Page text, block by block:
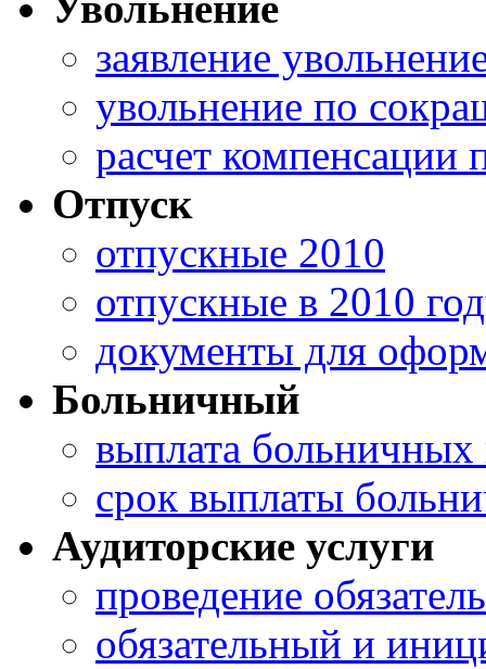
заявление
увольнение по
расчет компенсации
Отпуск
отпускные 2010
отпускные в 2010
документы для
Больничный
выплата больничных
срок выплаты
Аудиторские услуги
проведение
обязательный и